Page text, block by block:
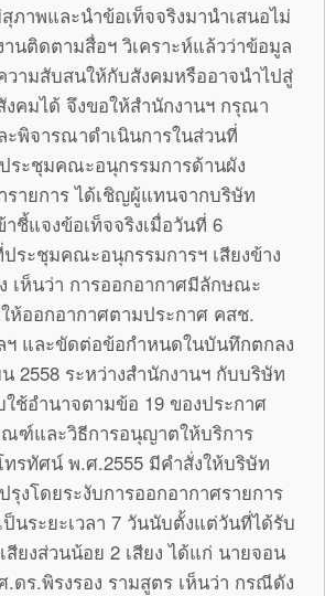
ภาพและนำข้อเท็จจริงมานำเสนอไม่
นติดตามสื่อฯ วิเคราะห์แล้วว่าข้อมูล
วามสับสนให้กับสังคมหรืออาจนำไปสู่
คมได้ จึงขอให้สำนักงานฯ กรุณา
พิจารณาดำเนินการในส่วนที่
ระชุมคณะอนุกรรมการด้านผัง
รายการ ได้เชิญผู้แทนจากบริษัท
ชี้แจงข้อเท็จจริงเมื่อวันที่ 6
ระชุมคณะอนุกรรมการฯ เสียงข้าง
เห็นว่า การออกอากาศมีลักษณะ
ห้ออกอากาศตามประกาศ คสช.
ฯ และขัดต่อข้อกำหนดในบันทึกตกลง
2558 ระหว่างสำนักงานฯ กับบริษัท
ใช้อำนาจตามข้อ 19 ของประกาศ
ณฑ์และวิธีการอนุญาตให้บริการ
ทรทัศน์ พ.ศ.2555 มีคำสั่งให้บริษัท
งโดยระงับการออกอากาศรายการ
ป็นระยะเวลา 7 วันนับตั้งแต่วันที่ได้รับ
ยงส่วนน้อย 2 เสียง ได้แก่ นายจอน
ดร.พิรงรอง รามสูตร เห็นว่า กรณีดัง